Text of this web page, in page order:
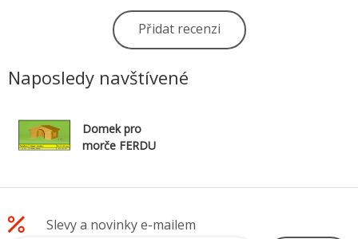
Přidat recenzi
Naposledy navštívené
Domek pro
morče FERDU
Slevy a novinky e-mailem